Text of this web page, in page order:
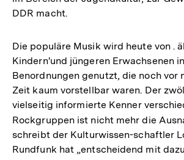
DDR macht.
Die populäre Musik wird heute von .
Kindern'und jüngeren Erwachsenen
Benordnungen genutzt, die noch vor
Zeit kaum vorstellbar waren. Der
vielseitig informierte Kenner
Rockgruppen ist nicht mehr die
schreibt der Kulturwissen-schaftler
Rundfunk hat „entscheidend mit